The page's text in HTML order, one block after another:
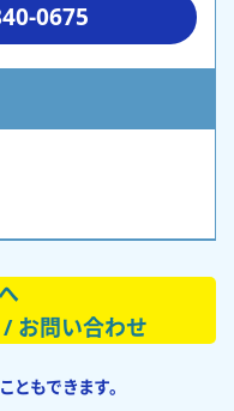
0675
お問い合わせ
もできます。